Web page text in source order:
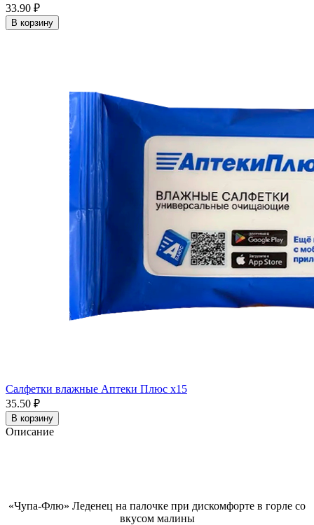
33.90 ₽
В корзину
Салфетки влажные Аптеки Плюс x15
35.50 ₽
В корзину
Описание
«Чупа-Флю» Леденец на палочке при дискомфорте в горле со
вкусом малины